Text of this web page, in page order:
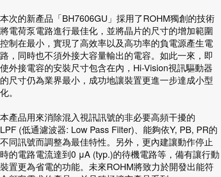
本次的新產品「BH7606GU」採用了ROHM獨創的技術
將電荷泵電路進行最佳化，並將晶片的尺寸的增加範圍
控制在最小，實現了高效率以及高功率的負電源產生電
路，同時也不須外接大容量輸出的電容。如此一來，即
使外接電容的安裝尺寸包含在內，Hi-Vision視訊驅動器
的尺寸仍為業界最小，成功地讓裝置更進一步達成小型
化。
本產品用來消除混入視訊訊號的非必要高頻干擾的
LPF (低通濾波器: Low Pass Filter)、能夠依Y, PB, PR的
不同訊號而調整為最佳特性。另外，更內建讓動作停止
時的電路電流達到0 μA (typ.)的待機電路等，備有讓行動
裝置更為省電的功能。未來ROHM將致力於開發出能符